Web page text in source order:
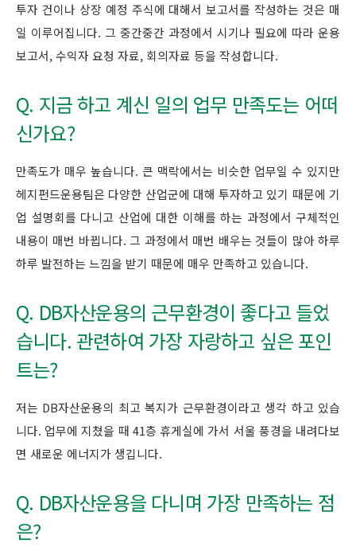
투자 건이나 상장 예정 주식에 대해서 보고서를 작성하는 것은 매
일 이루어집니다. 그 중간중간 과정에서 시기나 필요에 따라 운용
보고서, 수익자 요청 자료, 회의자료 등을 작성합니다.
Q. 지금 하고 계신 일의 업무 만족도는 어떠
신가요?
만족도가 매우 높습니다. 큰 맥락에서는 비슷한 업무일 수 있지만
헤지펀드운용팀은 다양한 산업군에 대해 투자하고 있기 때문에 기
업 설명회를 다니고 산업에 대한 이해를 하는 과정에서 구체적인
내용이 매번 바뀝니다. 그 과정에서 매번 배우는 것들이 많아 하루
하루 발전하는 느낌을 받기 때문에 매우 만족하고 있습니다.
Q. DB자산운용의 근무환경이 좋다고 들었
습니다. 관련하여 가장 자랑하고 싶은 포인
트는?
저는 DB자산운용의 최고 복지가 근무환경이라고 생각 하고 있습
니다. 업무에 지쳤을 때 41층 휴게실에 가서 서울 풍경을 내려다보
면 새로운 에너지가 생깁니다.
Q. DB자산운용을 다니며 가장 만족하는 점
은?